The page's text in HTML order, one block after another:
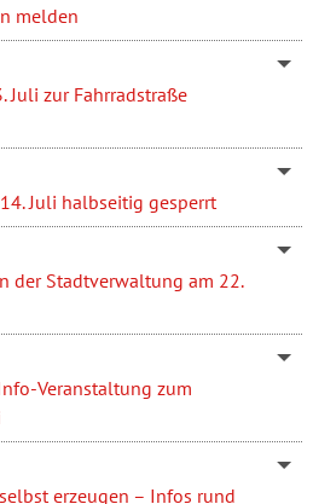
melden
Juli zur Fahrradstraße
Juli halbseitig gesperrt
der Stadtverwaltung am 22.
Veranstaltung zum
erzeugen – Infos rund